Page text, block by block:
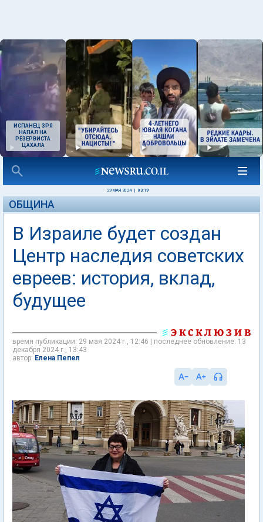
ИСПАНЕЦ ЗРЯ
НАПАЛ НА
РЕЗЕРВИСТА
ЦАХАЛА
29 МАЯ 2024 03:19
ОБЩИНА
В Израиле будет создан
Центр наследия советских
евреев: история, вклад,
будущее
время публикации: 29 мая 2024 г., 12:46 | последнее обновление: 13
декабря 2024 г., 13:43
Елена Пепел